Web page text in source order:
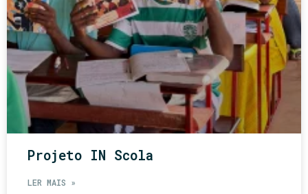
Projeto IN Scola
LER MAIS »